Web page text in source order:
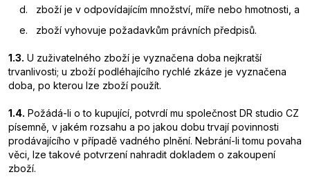
zboží je v odpovídajícím množství, míře nebo hmotnosti, a
zboží vyhovuje požadavkům právních předpisů.
1.3. U zuživatelného zboží je vyznačena doba nejkratší
trvanlivosti; u zboží podléhajícího rychlé zkáze je vyznačena
doba, po kterou lze zboží použít.
1.4. Požádá-li o to kupující, potvrdí mu společnost DR studio CZ
písemně, v jakém rozsahu a po jakou dobu trvají povinnosti
prodávajícího v případě vadného plnění. Nebrání-li tomu povaha
věci, lze takové potvrzení nahradit dokladem o zakoupení
zboží.